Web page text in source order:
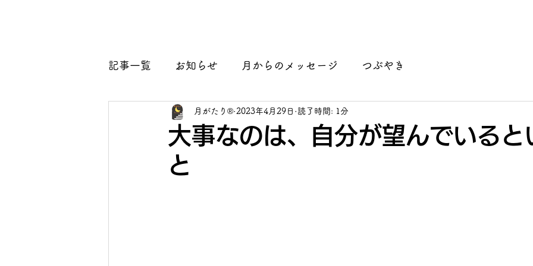
記事一覧 お知らせ 月からのメッセージ つぶやき
大事なのは、自分が望んでいると
と
月がたり® 2023年4月29日 読了時間: 1分